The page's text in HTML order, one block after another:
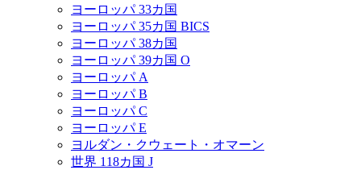
ヨーロッパ 33カ国
ヨーロッパ 35カ国 BICS
ヨーロッパ 38カ国
ヨーロッパ 39カ国 O
ヨーロッパ A
ヨーロッパ B
ヨーロッパ C
ヨーロッパ E
ヨルダン・クウェート・オマーン
世界 118カ国 J